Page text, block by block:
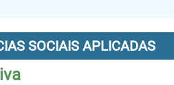
SOCIAIS APLICADAS